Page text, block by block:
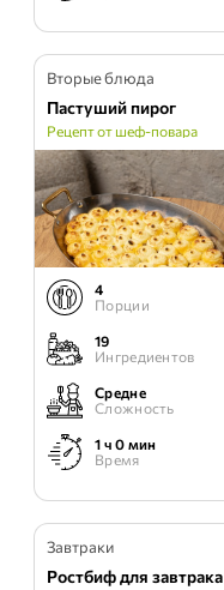
Вторые блюда
Пастуший пирог
Рецепт от шеф-повара
4
Порции
19
Ингредиентов
Средне
Сложность
1 ч 0 мин
Время
Завтраки
Ростбиф для завтрака